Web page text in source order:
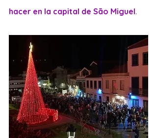
hacer en la capital de São Miguel.